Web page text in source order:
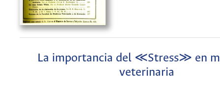
La importancia del ≪Stress≫ en
veterinaria